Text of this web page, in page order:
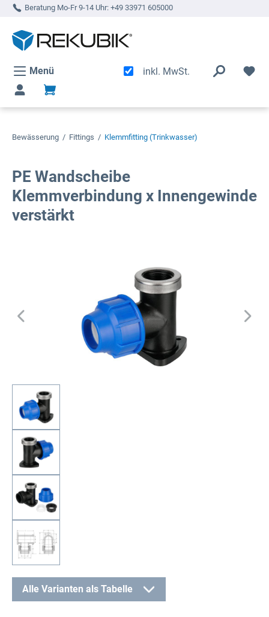
springen
Beratung Mo-Fr 9-14 Uhr: +49 33971 605000
Menü inkl. MwSt.
Bewässerung / Fittings / Klemmfitting (Trinkwasser)
PE Wandscheibe
Klemmverbindung x Innengewinde
verstärkt
Alle Varianten als Tabelle